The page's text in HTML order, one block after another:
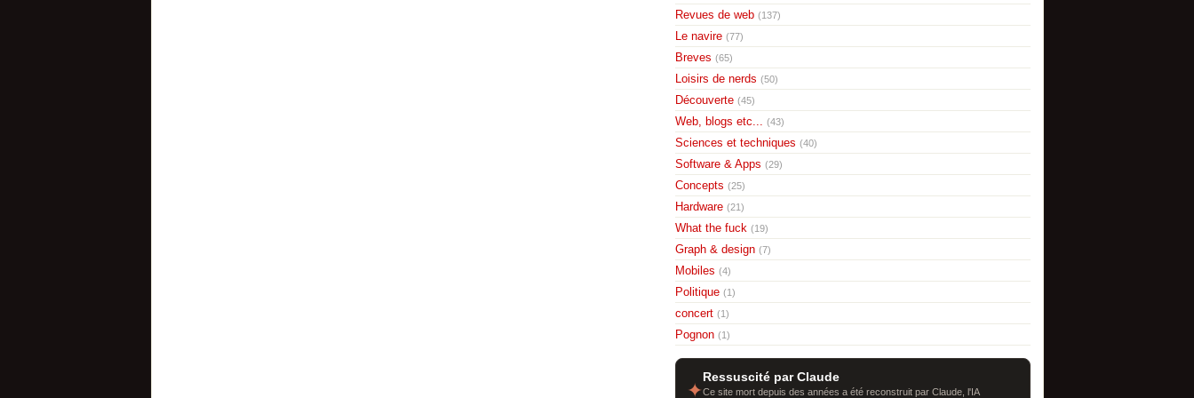
Revues de web (137)
Le navire (77)
Breves (65)
Loisirs de nerds (50)
Découverte (45)
Web, blogs etc... (43)
Sciences et techniques (40)
Software & Apps (29)
Concepts (25)
Hardware (21)
What the fuck (19)
Graph & design (7)
Mobiles (4)
Politique (1)
concert (1)
Pognon (1)
✦
Ressuscité par Claude
Ce site mort depuis des années a été reconstruit par Claude, l'IA